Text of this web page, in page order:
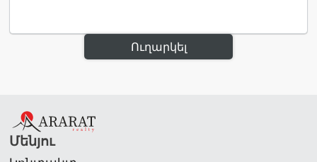
Ուղարկել
Մենյու